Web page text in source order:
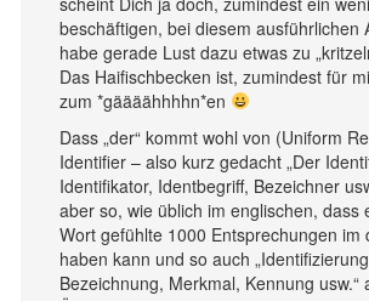
beschäftigen, bei diesem ausführlichen
habe gerade Lust dazu etwas zu
Das Haifischbecken ist, zumindest für
zum *gäääähhhhn*en
Dass „der“ kommt wohl von (Uniform
Identifier – also kurz gedacht „Der
Identifikator, Identbegriff, Bezeichner
aber so, wie üblich im englischen, dass
Wort gefühlte 1000 Entsprechungen im
haben kann und so auch
Bezeichnung, Merkmal, Kennung usw.“